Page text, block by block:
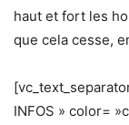
haut et fort les
que cela cesse,
INFOS » color=